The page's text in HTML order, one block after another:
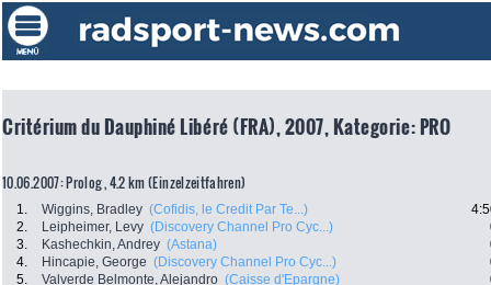
Critérium du Dauphiné Libéré (FRA), 2007, Kategorie: PRO
10.06.2007: Prolog , 4.2 km (Einzelzeitfahren)
1. Wiggins, Bradley (Cofidis, le Credit Par Te...)
2.
Leipheimer, Levy (Discovery Channel Pro Cyc...)
3.
Kashechkin, Andrey (Astana)
4.
Hincapie, George (Discovery Channel Pro Cyc...)
5.
Valverde Belmonte, Alejandro (Caisse d'Epargne)